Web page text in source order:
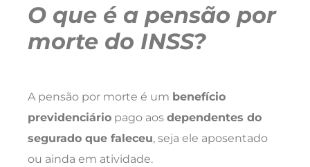
O que é a pensão por
morte do INSS?
A pensão por morte é um benefício
previdenciário pago aos dependentes do
segurado que faleceu, seja ele aposentado
ou ainda em atividade.